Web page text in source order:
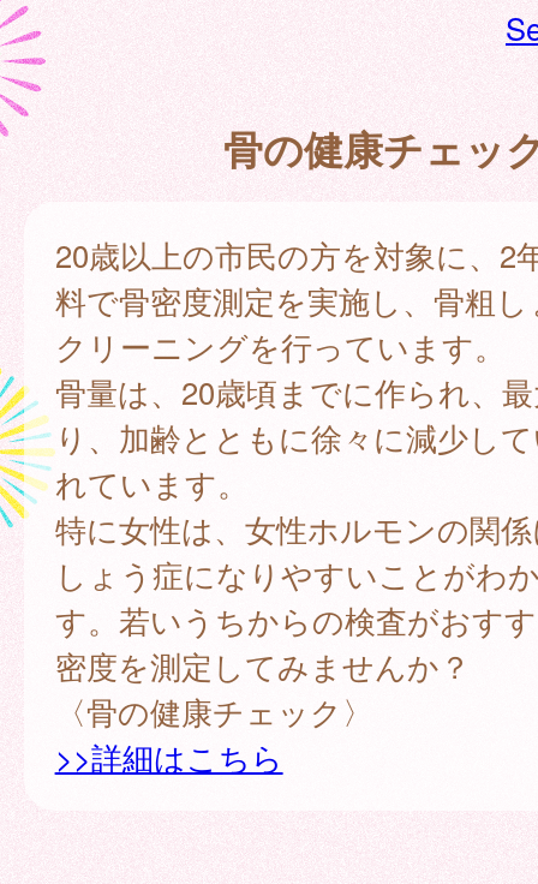
骨の健康チェッ
20歳以上の市民の方を対象に、2
料で骨密度測定を実施し、骨粗
クリーニングを行っています。
骨量は、20歳頃までに作られ、
り、加齢とともに徐々に減少し
れています。
特に女性は、女性ホルモンの関
しょう症になりやすいことがわ
す。若いうちからの検査がおす
密度を測定してみませんか？
〈骨の健康チェック〉
>>詳細はこちら